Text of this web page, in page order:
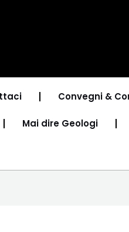
Convegni &
Mai dire Geologi